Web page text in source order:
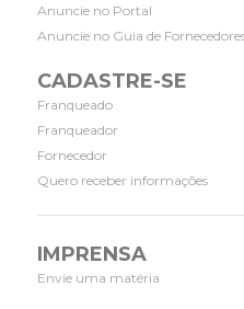
Anuncie no Portal
Anuncie no Guia de
CADASTRE-SE
Franqueado
Franqueador
Fornecedor
Quero receber informações
IMPRENSA
Envie uma matéria